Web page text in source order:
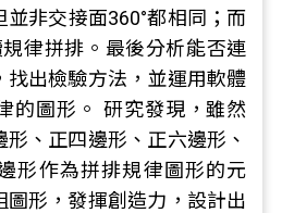
非交接面360°都相同；而
律拼排。最後分析能否連
找出檢驗方法，並運用軟體
的圖形。 研究發現，雖然
、正四邊形、正六邊形、
形作為拼排規律圖形的元
圖形，發揮創造力，設計出